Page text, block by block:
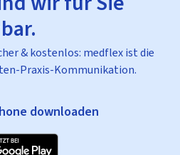
& kostenlos: medflex ist die
Praxis-Kommunikation.
downloaden